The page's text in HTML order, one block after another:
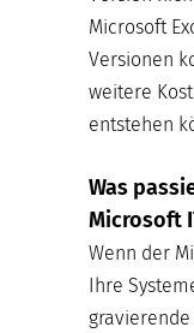
Microsoft
Versionen
weitere
entstehen
Was
Microsoft
Wenn der
Ihre